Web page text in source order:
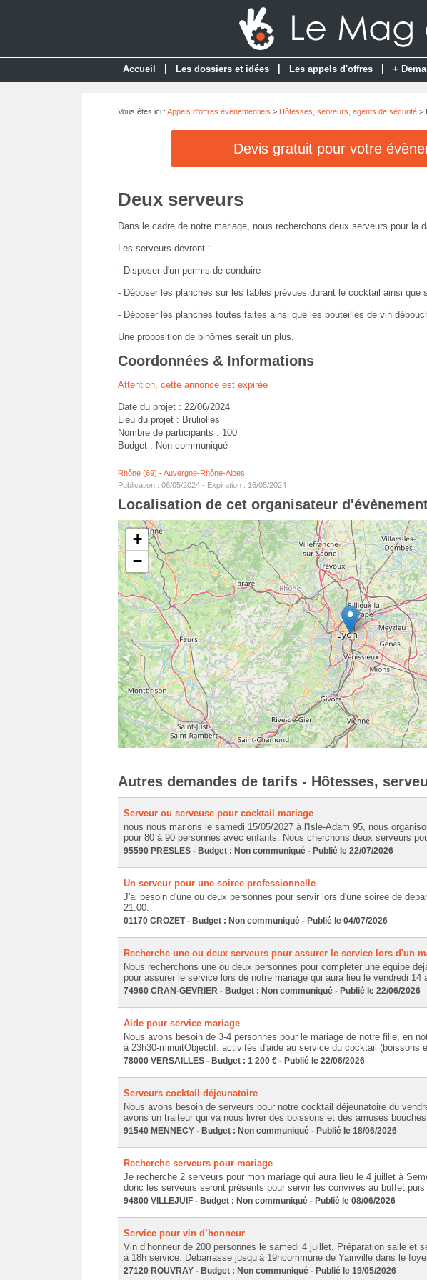
Accueil Les dossiers et idées Les appels d'offres +
Vous êtes ici : Appels d'offres évènementiels > Hôtesses, serveurs, agents de sécurité>
Devis gratuit pour votre
Deux serveurs
Dans le cadre de notre mariage, nous recherchons deux serveurs pour la
Les serveurs devront :
- Disposer d'un permis de conduire
- Déposer les planches sur les tables prévues durant le cocktail ainsi que
- Déposer les planches toutes faites ainsi que les bouteilles de vin
Une proposition de binômes serait un plus.
Coordonnées & Informations
Attention, cette annonce est expirée
Date du projet : 22/06/2024
Lieu du projet : Bruliolles
Nombre de participants : 100
Budget : Non communiqué
Rhône (69) -Auvergne-Rhône-Alpes
Publication : 06/05/2024 - Expiration : 16/05/2024
Localisation de cet organisateur
+
−
Autres demandes de tarifs - Hôtesses,
Serveur ou serveuse pour cocktail mariage
nous nous marions le samedi 15/05/2027 à l'Isle-Adam 95, nous
pour 80 à 90 personnes avec enfants. Nous cherchons deux serveurs
95590 PRESLES - Budget : Non communiqué - Publié le 22/07/2026
Un serveur pour une soiree professionnelle
J'ai besoin d'une ou deux personnes pour servir lors d'une soiree de
21:00.
01170 CROZET - Budget : Non communiqué - Publié le 04/07/2026
Recherche une ou deux serveurs pour assurer le service lors d'un
Nous recherchons une ou deux personnes pour completer une équipe
pour assurer le service lors de notre mariage qui aura lieu le vendredi 14
74960 CRAN-GEVRIER - Budget : Non communiqué - Publié le 22/06/2026
Aide pour service mariage
Nous avons besoin de 3-4 personnes pour le mariage de notre fille, en
à 23h30-minuitObjectif: activités d'aide au service du cocktail (boissons
78000 VERSAILLES - Budget : 1 200 € - Publié le 22/06/2026
Serveurs cocktail déjeunatoire
Nous avons besoin de serveurs pour notre cocktail déjeunatoire du
avons un traiteur qui va nous livrer des boissons et des amuses
91540 MENNECY - Budget : Non communiqué - Publié le 18/06/2026
Recherche serveurs pour mariage
Je recherche 2 serveurs pour mon mariage qui aura lieu le 4 juillet à
donc les serveurs seront présents pour servir les convives au buffet puis
94800 VILLEJUIF - Budget : Non communiqué - Publié le 08/06/2026
Service pour vin d’honneur
Vin d’honneur de 200 personnes le samedi 4 juillet. Préparation salle et
à 18h service. Débarrasse jusqu’à 19hcommune de Yainville dans le
27120 ROUVRAY - Budget : Non communiqué - Publié le 19/05/2026